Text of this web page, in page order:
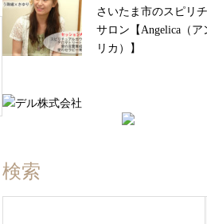
さいたま市のスピリ
サロン【Angelica（ア
リカ）】
検索